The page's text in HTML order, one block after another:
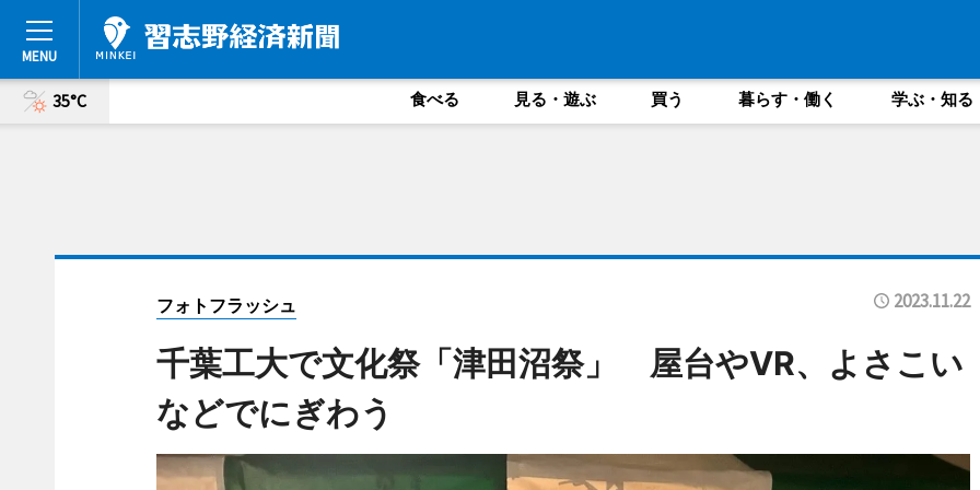
35°C 食べる 見る・遊ぶ 買う 暮らす・働く 学ぶ・知る
フォトフラッシュ 2023.11.22
千葉工大で文化祭「津田沼祭」 屋台やVR、よさこい
などでにぎわう